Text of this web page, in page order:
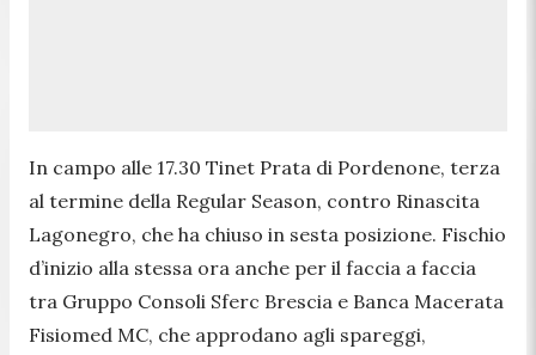
In campo alle 17.30 Tinet Prata di Pordenone, terza
al termine della Regular Season, contro Rinascita
Lagonegro, che ha chiuso in sesta posizione. Fischio
d’inizio alla stessa ora anche per il faccia a faccia
tra Gruppo Consoli Sferc Brescia e Banca Macerata
Fisiomed MC, che approdano agli spareggi,